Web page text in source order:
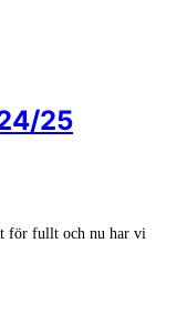
25
för fullt och nu har vi